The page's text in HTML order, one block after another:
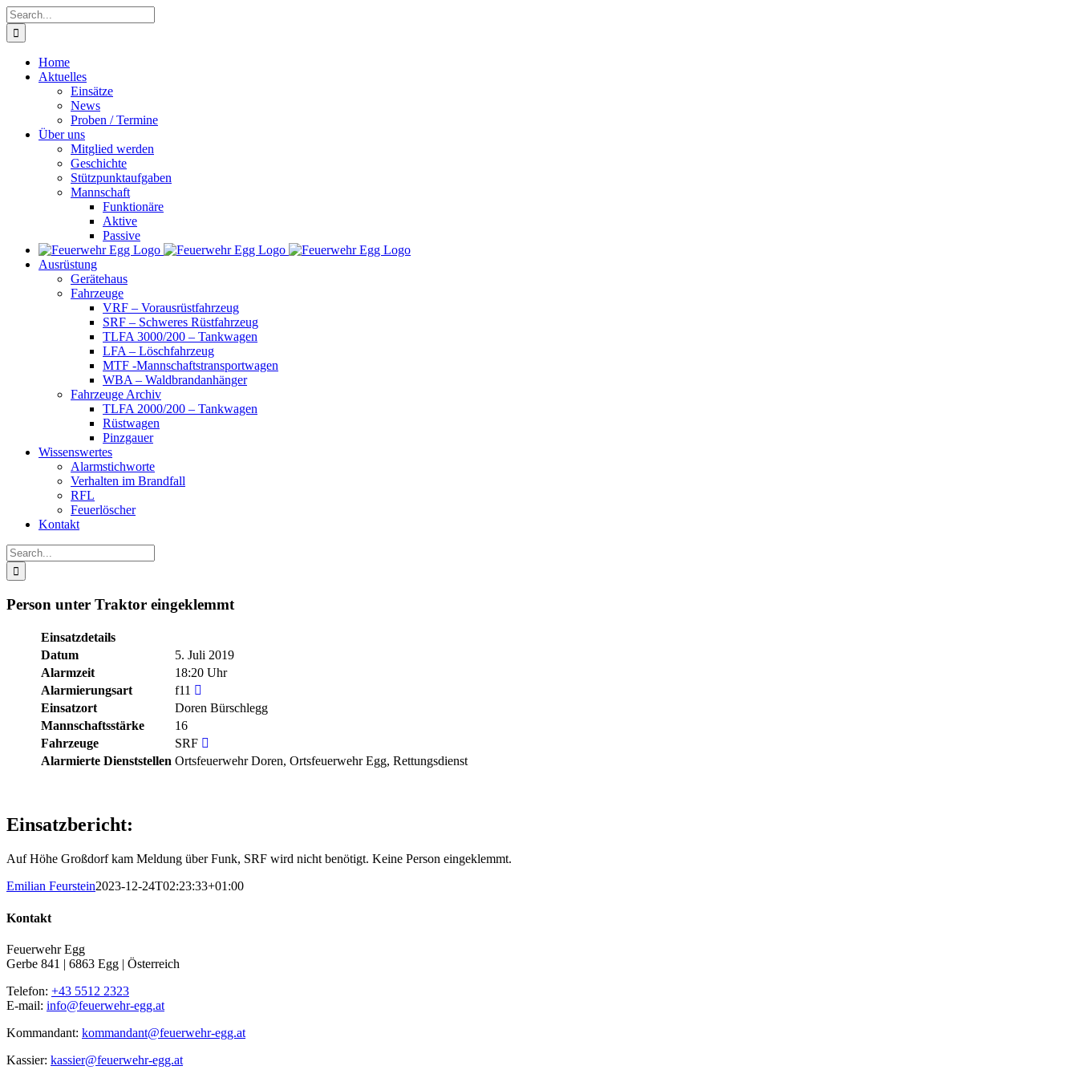
Skip
to
content
Search
for:
Home
Aktuelles
Einsätze
News
Proben / Termine
Über uns
Mitglied werden
Geschichte
Stützpunktaufgaben
Mannschaft
Funktionäre
Aktive
Passive
Ausrüstung
Gerätehaus
Fahrzeuge
VRF – Vorausrüstfahrzeug
SRF – Schweres Rüstfahrzeug
TLFA 3000/200 – Tankwagen
LFA – Löschfahrzeug
MTF -Mannschaftstransportwagen
WBA – Waldbrandanhänger
Fahrzeuge Archiv
TLFA 2000/200 – Tankwagen
Rüstwagen
Pinzgauer
Wissenswertes
Alarmstichworte
Verhalten im Brandfall
RFL
Feuerlöscher
Kontakt
Search
for:
Person unter Traktor eingeklemmt
Einsatzdetails
Datum
5. Juli 2019
Alarmzeit
18:20 Uhr
Alarmierungsart
f11
Einsatzort
Doren Bürschlegg
Mannschaftsstärke
16
Fahrzeuge
SRF
Alarmierte Dienststellen Ortsfeuerwehr Doren, Ortsfeuerwehr Egg, Rettungsdienst
Einsatzbericht:
Auf Höhe Großdorf kam Meldung über Funk, SRF wird nicht benötigt. Keine Person eingeklemmt.
Emilian Feurstein2023-12-24T02:23:33+01:00
Kontakt
Feuerwehr Egg
Gerbe 841 | 6863 Egg | Österreich
Telefon: +43 5512 2323
E-mail: info@feuerwehr-egg.at
Kommandant: kommandant@feuerwehr-egg.at
Kassier: kassier@feuerwehr-egg.at